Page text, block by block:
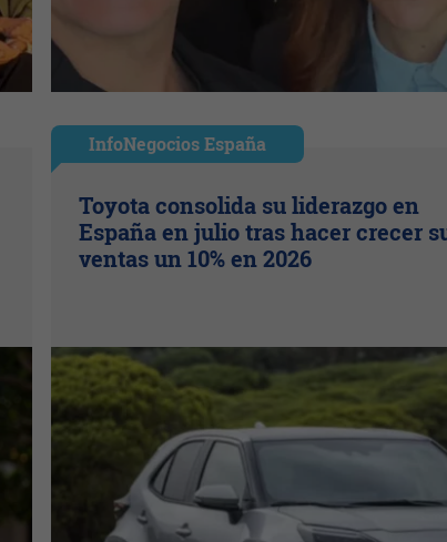
InfoNegocios España
Toyota consolida su liderazgo en
España en julio tras hacer crecer
ventas un 10% en 2026